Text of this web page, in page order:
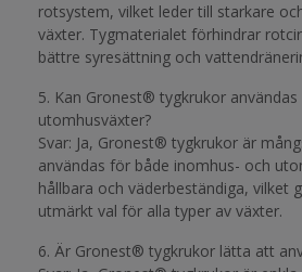
rotsystem, vilket leder till starkare
växter. Tygmaterialet förhindrar
bättre syresättning och
5. Kan Gronest® tygkrukor
utomhusväxter?
Svar: Ja, Gronest® tygkrukor är
användas för både inomhus- och
hållbara och väderbeständiga, vilket
utmärkt val för alla typer av växter.
6. Är Gronest® tygkrukor lätta att